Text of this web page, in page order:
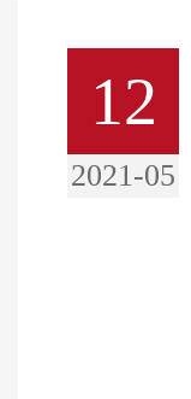
12
2021-05